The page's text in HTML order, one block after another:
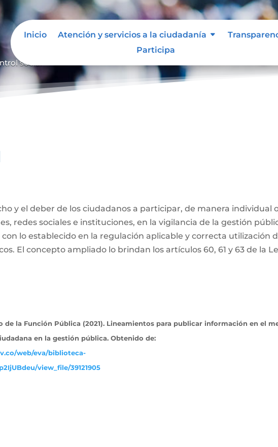
Inicio Atención y servicios a la ciudadanía
Participa
social
y el deber de los ciudadanos a participar, de manera individual
redes sociales e instituciones, en la vigilancia de la gestión
lo establecido en la regulación aplicable y correcta utilización
El concepto ampliado lo brindan los artículos 60, 61 y 63 de la
la Función Pública (2021). Lineamientos para publicar información en el
en la gestión pública. Obtenido de:
web/eva/biblioteca-
view_file/39121905